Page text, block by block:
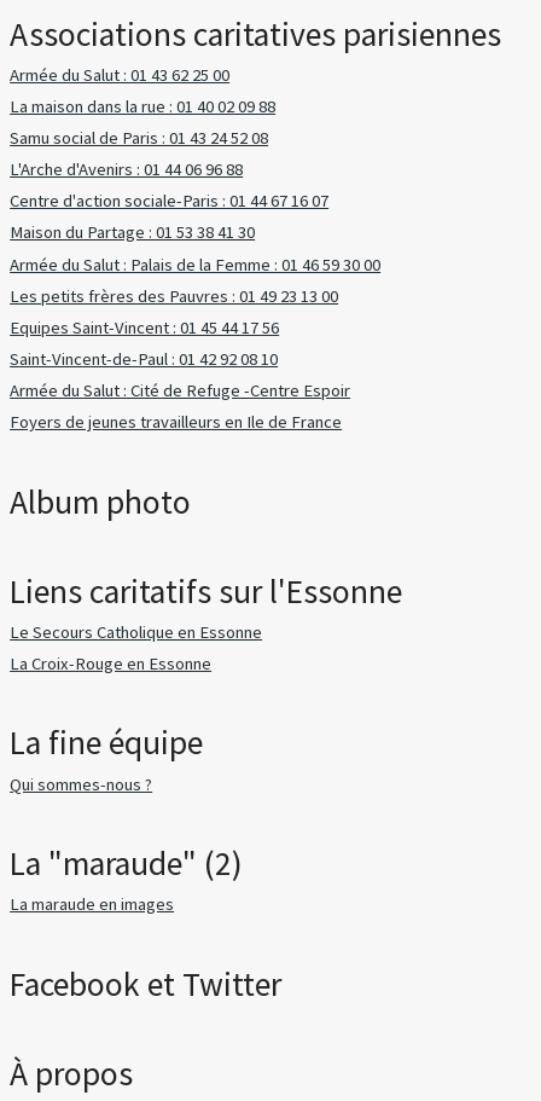
Associations caritatives parisiennes
Armée du Salut : 01 43 62 25 00
La maison dans la rue : 01 40 02 09 88
Samu social de Paris : 01 43 24 52 08
L'Arche d'Avenirs : 01 44 06 96 88
Centre d'action sociale-Paris : 01 44 67 16 07
Maison du Partage : 01 53 38 41 30
Armée du Salut : Palais de la Femme : 01 46 59 30 00
Les petits frères des Pauvres : 01 49 23 13 00
Equipes Saint-Vincent : 01 45 44 17 56
Saint-Vincent-de-Paul : 01 42 92 08 10
Armée du Salut : Cité de Refuge -Centre Espoir
Foyers de jeunes travailleurs en Ile de France
Album photo
Liens caritatifs sur l'Essonne
Le Secours Catholique en Essonne
La Croix-Rouge en Essonne
La fine équipe
Qui sommes-nous ?
La "maraude" (2)
La maraude en images
Facebook et Twitter
À propos